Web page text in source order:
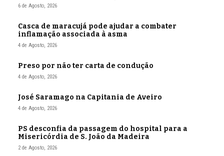
6 de Agosto, 2026
Casca de maracujá pode ajudar a combater
inflamação associada à asma
4 de Agosto, 2026
Preso por não ter carta de condução
4 de Agosto, 2026
José Saramago na Capitania de Aveiro
4 de Agosto, 2026
PS desconfia da passagem do hospital para a
Misericórdia de S. João da Madeira
2 de Agosto, 2026